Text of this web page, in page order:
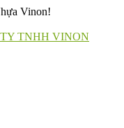
Vinon!